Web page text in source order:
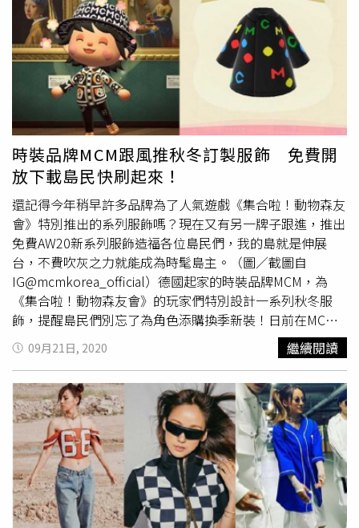
身一句簡單的「THX!」幽默呈現藝術家與工廠之間的對話
日常。此次聯名推出多款球鞋，配色與手寫塗鴉設計襯托出
活潑的休閒時尚。（圖／PUMA）聯名服飾配件是從頭到腳
盡顯「樣本 Sample」從無到有的探索概念─雙面穿聯名立
領外套運用傳統拼布技術，重新演繹時裝文化；或是以亂中
有序的筆觸線條與紅色字跡，在雜亂中盡展時尚平衡，加上
立領設計的另一款外套，都能展現休閒帥氣的風格。在本次
聯名單品中可窺見多款上衣及褲裝上皆標註著「Too
Tight」、 「Reverse」、「Too Big」等字彙，生動地還原
創作時設計師與工廠技工間的對話過程，十足展現此聯名的
核心精神。系列服裝與配件上滿滿都是創意手做細節！（圖
／PUMA）聯名系列將創作過程還原於單品設計上，更顯獨
特有趣。（圖／PUMA）這回新品發表會力邀多位知名創作
藝人到場朝聖，Kimberley陳芳語攜男友林利豪身穿PUMA x
MICHAEL LAU聯名服飾現身，率性演繹大膽玩味的潮流新
面貌。現場中另一個可愛的看點就是PUMA x MICHAEL LAU
怪萌聯名公仔，只要在2021年1月1日正式發售的聯名系列
中，消費滿NT8,800（須含任一PUMA x MICHAEL LAU聯名
商品），即可免費獲得乙隻獨家限量公仔，全台限量100
隻。另外門市還推出多重好禮優惠，跨完年就約好友一起到
PUMA添購新衣新鞋吧！知名演員石知田、Kimberley陳芳
語&林利豪、浪漫樂團甜約翰共同演繹聯名系列服飾穿搭。
（圖／PUMA）
時裝品牌MCM跟風推秋冬訂製服飾 免費開
放下載島民快刷起來！
還記得今年稍早許多品牌為了人氣遊戲《集合啦！動物森友
會》特別推出的系列服飾嗎？現在又有另一牌子跟進，推出
免費AW20新系列服飾造福各位島民們，我的島就是伸展
台，不費吹灰之力就能成為時髦島主。（圖／截圖自
IG@mcmkorea_official）德國起家的時裝品牌MCM，為
《集合啦！動物森友會》的玩家們特別設計一系列秋冬服
飾，提醒島民們別忘了為角色添購換季新裝！日前在MCM
KOREA的官方IG帳號上，就一口氣公布了從服裝到帽子配
件等多款商品序號，玩家只要動動手指輸入就能獲得MCM
獨家設計的秋冬新品。（圖／截圖自
IG@mcmkorea_official）秋冬系列服飾大量活用了MCM的
品牌LOGO做變化，服裝從百搭的T恤、襯衫、針織衫、連
帽T、風衣外套等款式多樣，還有街頭穿搭不能缺少的漁夫
帽與針織帽重點配件，玩家也可盡情發揮搭配功力成為獨一
無二的造型師！（圖／截圖自IG@mcmkorea_official）
（圖／截圖自IG@mcmkorea_official）
09月21日, 2020 繼續閱讀